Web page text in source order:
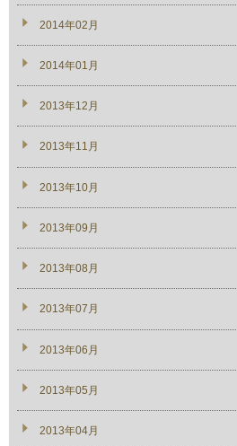
2014年02月
2014年01月
2013年12月
2013年11月
2013年10月
2013年09月
2013年08月
2013年07月
2013年06月
2013年05月
2013年04月